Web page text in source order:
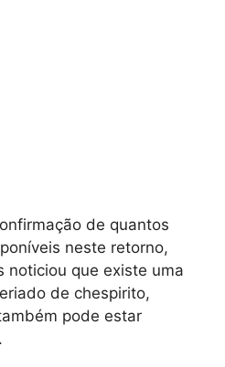
de quantos
neste retorno,
noticiou que existe uma
de chespirito,
pode estar